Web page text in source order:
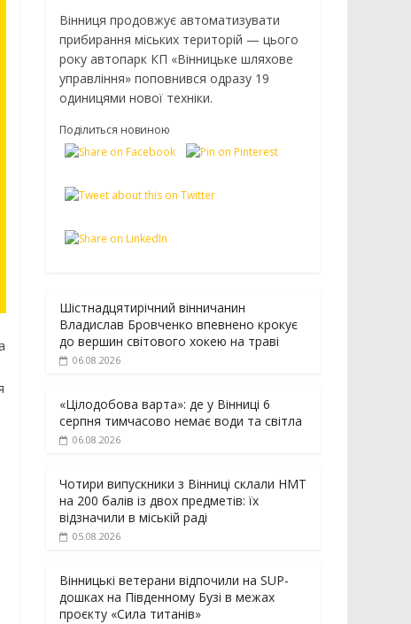
Вінниця продовжує автоматизувати
прибирання міських територій — цього
року автопарк КП «Вінницьке шляхове
управління» поповнився одразу 19
одиницями нової техніки.
Поділиться новиною
Шістнадцятирічний вінничанин
Владислав Бровченко впевнено крокує
до вершин світового хокею на траві
06.08.2026
«Цілодобова варта»: де у Вінниці 6
серпня тимчасово немає води та світла
06.08.2026
Чотири випускники з Вінниці склали НМТ
на 200 балів із двох предметів: їх
відзначили в міській раді
05.08.2026
Вінницькі ветерани відпочили на SUP-
дошках на Південному Бузі в межах
проєкту «Сила титанів»